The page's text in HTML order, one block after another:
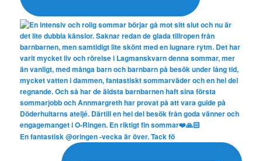
En fantastisk @oringen -vecka är över. Tack fö